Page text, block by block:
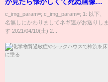
が見たら懐かしくて死ぬ画像ｗ
ｗｗｗｗｗｗｗ
c_img_param=; c_img_param=; 1: 以下、
名無しにかわりましてネギ速がお送りしま
す 2021/04/10(土) 2...